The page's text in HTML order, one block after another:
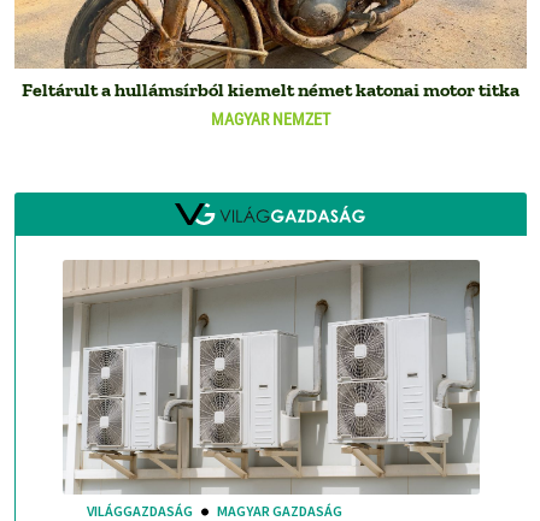
MAGYAR NEMZET
Feltárult a hullámsírból kiemelt német katonai motor titka
VILÁGGAZDASÁG MAGYAR GAZDASÁG